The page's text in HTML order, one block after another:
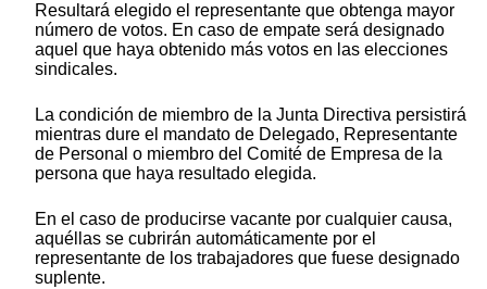
Resultará elegido el representante que obtenga mayor
número de votos. En caso de empate será designado
aquel que haya obtenido más votos en las elecciones
sindicales.
La condición de miembro de la Junta Directiva persistirá
mientras dure el mandato de Delegado, Representante
de Personal o miembro del Comité de Empresa de la
persona que haya resultado elegida.
En el caso de producirse vacante por cualquier causa,
aquéllas se cubrirán automáticamente por el
representante de los trabajadores que fuese designado
suplente.